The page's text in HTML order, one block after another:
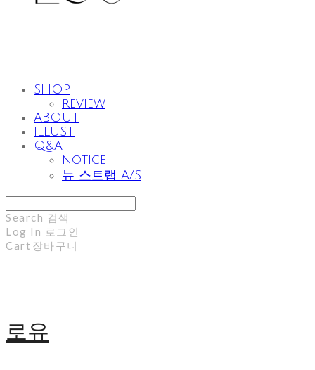
SHOP
review
ABOUT
ILLUST
Q&A
notice
뉴 스트랩 A/S
Search 검색
Log In 로그인
Cart 장바구니
로유